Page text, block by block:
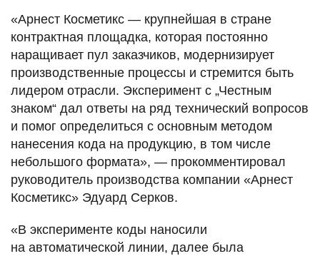
«Арнест Косметикс — крупнейшая в стране
контрактная площадка, которая постоянно
наращивает пул заказчиков, модернизирует
производственные процессы и стремится быть
лидером отрасли. Эксперимент с „Честным
знаком“ дал ответы на ряд технический вопросов
и помог определиться с основным методом
нанесения кода на продукцию, в том числе
небольшого формата», — прокомментировал
руководитель производства компании «Арнест
Косметикс» Эдуард Серков.
«В эксперименте коды наносили
на автоматической линии, далее была